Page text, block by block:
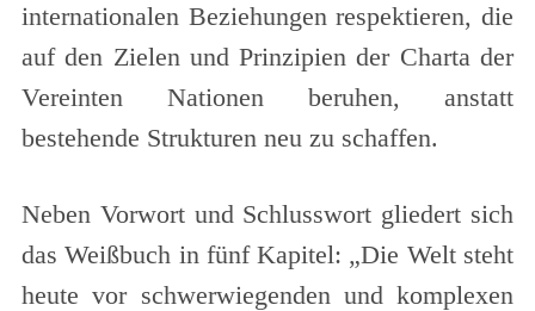
internationalen Beziehungen respektieren, die
auf den Zielen und Prinzipien der Charta der
Vereinten Nationen beruhen, anstatt
bestehende Strukturen neu zu schaffen.
Neben Vorwort und Schlusswort gliedert sich
das Weißbuch in fünf Kapitel: „Die Welt steht
heute vor schwerwiegenden und komplexen